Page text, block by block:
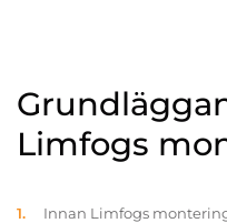
Limfogs
Innan Limfogs